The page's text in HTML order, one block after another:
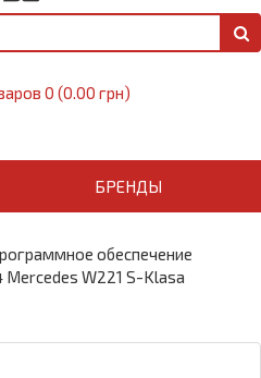
0 (0.00 грн)
БРЕНДЫ
обеспечение
W221 S-Klasa